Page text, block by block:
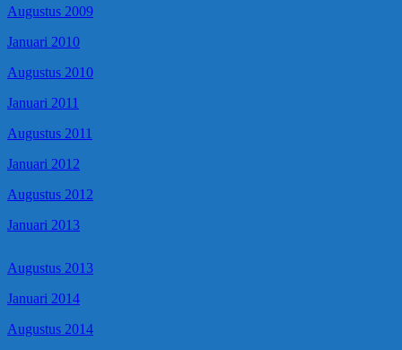
Augustus 2009
Januari 2010
Augustus 2010
Januari 2011
Augustus 2011
Januari 2012
Augustus 2012
Januari 2013
Augustus 2013
Januari 2014
Augustus 2014